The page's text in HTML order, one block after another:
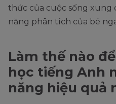
thức của cuộc sống xung
năng phân tích của bé
Làm thế nào
học tiếng Anh
năng hiệu quả